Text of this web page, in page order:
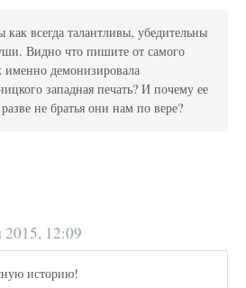
всегда талантливы, убедительны
Видно что пишите от самого
демонизировала
западная печать? И почему ее
не братья они нам по вере?
12:09
историю!